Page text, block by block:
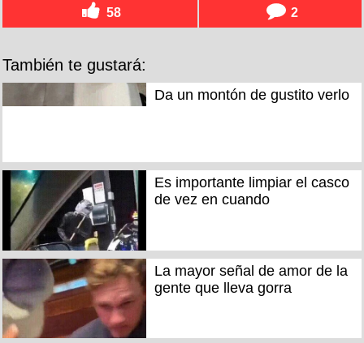
58 2
También te gustará:
Da un montón de gustito verlo
Es importante limpiar el casco
de vez en cuando
La mayor señal de amor de la
gente que lleva gorra